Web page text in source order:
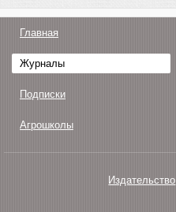
Главная
Журналы
Подписки
Агрошколы
Издательство